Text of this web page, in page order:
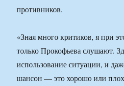
противников.
«Зная много критиков, я при
только Прокофьева слушают.
использование ситуации, и
шансон — это хорошо или